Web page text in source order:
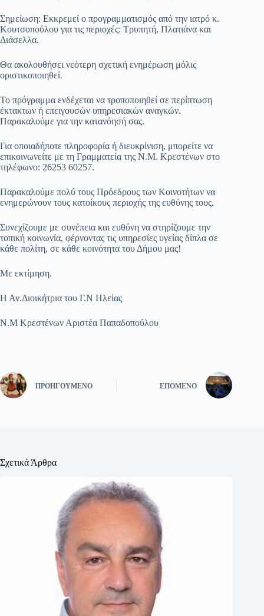
​Σημείωση: Εκκρεμεί ο προγραμματισμός από την ιατρό κ.
Κουτσοπούλου για τις περιοχές: Τρυπητή, Πλατιάνα και
Διάσελλα.
Θα ακολουθήσει νεότερη σχετική ενημέρωση μόλις
οριστικοποιηθεί.
​Το πρόγραμμα ενδέχεται να τροποποιηθεί σε περίπτωση
έκτακτων ή επειγουσών υπηρεσιακών αναγκών.
Παρακαλούμε για την κατανόησή σας.
​Για οποιαδήποτε πληροφορία ή διευκρίνιση, μπορείτε να
επικοινωνείτε με τη Γραμματεία της Ν.Μ. Κρεστένων στο
τηλέφωνο: 26253 60257.
Παρακαλούμε πολύ τους Πρόεδρους των Κοινοτήτων να
ενημερώνουν τους κατοίκους περιοχής της ευθύνης τους.
​Συνεχίζουμε με συνέπεια και ευθύνη να στηρίζουμε την
τοπική κοινωνία, φέρνοντας τις υπηρεσίες υγείας δίπλα σε
κάθε πολίτη, σε κάθε κοινότητα του Δήμου μας!
Με εκτίμηση.
Η Αν.Διοικήτρια του Γ.Ν Ηλείας
Ν.Μ Κρεστένων Αριστέα Παπαδοπούλου
ΠΡΟΗΓΟΎΜΕΝΟ ΕΠΌΜΕΝΟ
Σχετικά Άρθρα